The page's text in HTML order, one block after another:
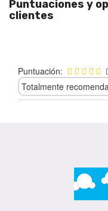
Puntuaciones y
clientes
Puntuación:
Totalmente